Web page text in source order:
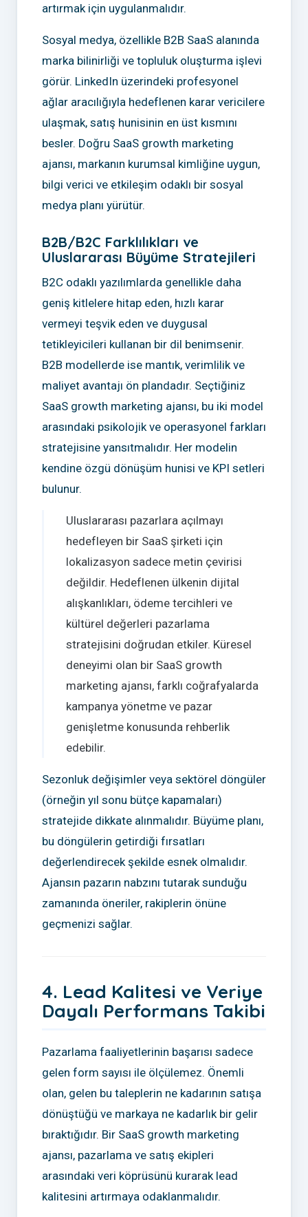
artırmak için uygulanmalıdır.
Sosyal medya, özellikle B2B SaaS alanında
marka bilinirliği ve topluluk oluşturma işlevi
görür. LinkedIn üzerindeki profesyonel
ağlar aracılığıyla hedeflenen karar vericilere
ulaşmak, satış hunisinin en üst kısmını
besler. Doğru SaaS growth marketing
ajansı, markanın kurumsal kimliğine uygun,
bilgi verici ve etkileşim odaklı bir sosyal
medya planı yürütür.
B2B/B2C Farklılıkları ve
Uluslararası Büyüme Stratejileri
B2C odaklı yazılımlarda genellikle daha
geniş kitlelere hitap eden, hızlı karar
vermeyi teşvik eden ve duygusal
tetikleyicileri kullanan bir dil benimsenir.
B2B modellerde ise mantık, verimlilik ve
maliyet avantajı ön plandadır. Seçtiğiniz
SaaS growth marketing ajansı, bu iki model
arasındaki psikolojik ve operasyonel farkları
stratejisine yansıtmalıdır. Her modelin
kendine özgü dönüşüm hunisi ve KPI setleri
bulunur.
Uluslararası pazarlara açılmayı
hedefleyen bir SaaS şirketi için
lokalizasyon sadece metin çevirisi
değildir. Hedeflenen ülkenin dijital
alışkanlıkları, ödeme tercihleri ve
kültürel değerleri pazarlama
stratejisini doğrudan etkiler. Küresel
deneyimi olan bir SaaS growth
marketing ajansı, farklı coğrafyalarda
kampanya yönetme ve pazar
genişletme konusunda rehberlik
edebilir.
Sezonluk değişimler veya sektörel döngüler
(örneğin yıl sonu bütçe kapamaları)
stratejide dikkate alınmalıdır. Büyüme planı,
bu döngülerin getirdiği fırsatları
değerlendirecek şekilde esnek olmalıdır.
Ajansın pazarın nabzını tutarak sunduğu
zamanında öneriler, rakiplerin önüne
geçmenizi sağlar.
4. Lead Kalitesi ve Veriye
Dayalı Performans Takibi
Pazarlama faaliyetlerinin başarısı sadece
gelen form sayısı ile ölçülemez. Önemli
olan, gelen bu taleplerin ne kadarının satışa
dönüştüğü ve markaya ne kadarlık bir gelir
bıraktığıdır. Bir SaaS growth marketing
ajansı, pazarlama ve satış ekipleri
arasındaki veri köprüsünü kurarak lead
kalitesini artırmaya odaklanmalıdır.